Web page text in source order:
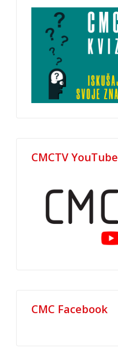
CMCTV YouTube
CMC Facebook